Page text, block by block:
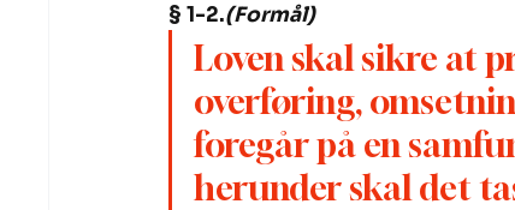
§ 1-2.(Formål)
Loven skal sikre at
overføring,
foregår på en
herunder skal det